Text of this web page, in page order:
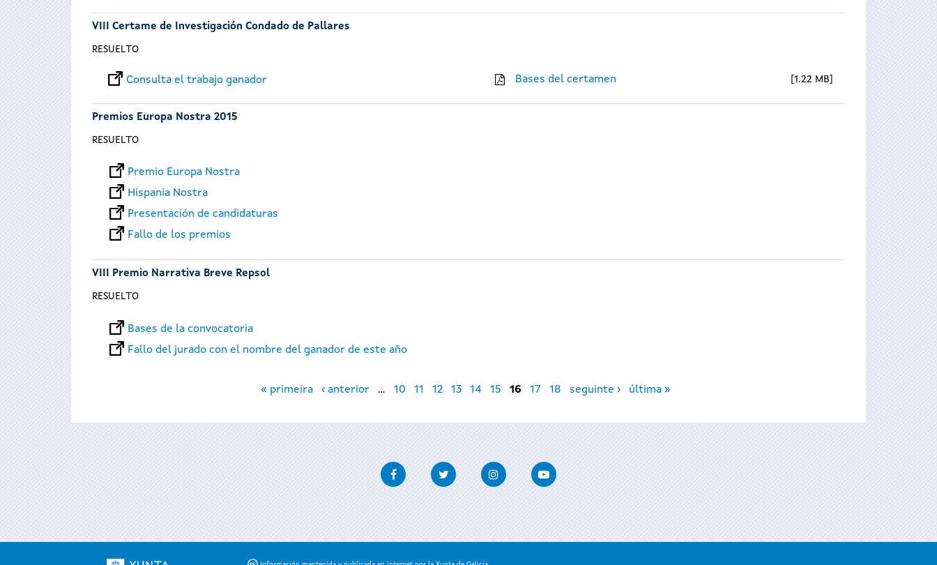
VIII Certame de Investigación Condado de Pallares
RESUELTO
Consulta el trabajo ganador Bases del certamen 1.22 MB
Premios Europa Nostra 2015
RESUELTO
Premio Europa Nostra
Hispania Nostra
Presentación de candidaturas
Fallo de los premios
VIII Premio Narrativa Breve Repsol
RESUELTO
Bases de la convocatoria
Fallo del jurado con el nombre del ganador de este año
« primeira ‹ anterior … 10 11 12 13 14 15 16 17 18 seguinte › última »
FacebookTwitter InstagramYoutube